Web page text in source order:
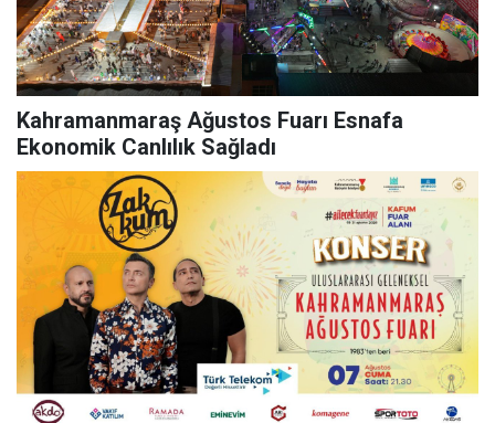
Kahramanmaraş Ağustos Fuarı Esnafa
Ekonomik Canlılık Sağladı